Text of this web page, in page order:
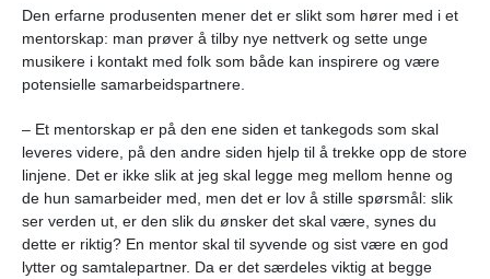
Den erfarne produsenten mener det er slikt som hører med i et
mentorskap: man prøver å tilby nye nettverk og sette unge
musikere i kontakt med folk som både kan inspirere og være
potensielle samarbeidspartnere.
– Et mentorskap er på den ene siden et tankegods som skal
leveres videre, på den andre siden hjelp til å trekke opp de store
linjene. Det er ikke slik at jeg skal legge meg mellom henne og
de hun samarbeider med, men det er lov å stille spørsmål: slik
ser verden ut, er den slik du ønsker det skal være, synes du
dette er riktig? En mentor skal til syvende og sist være en god
lytter og samtalepartner. Da er det særdeles viktig at begge